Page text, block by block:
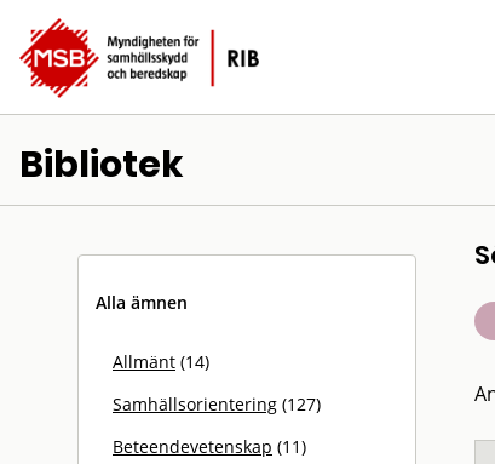
Bibliotek
Alla ämnen
Allmänt (14)
Samhällsorientering (127)
Beteendevetenskap (11)